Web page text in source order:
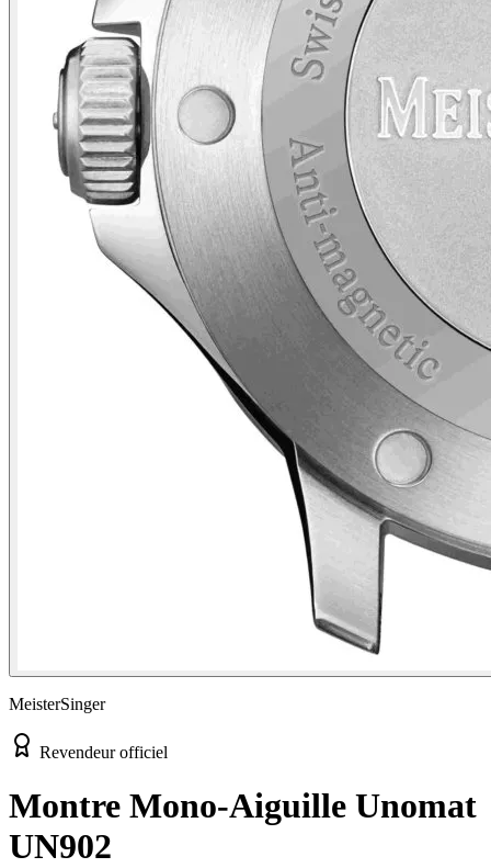
MeisterSinger
Revendeur officiel
Montre Mono-Aiguille Unomat
UN902